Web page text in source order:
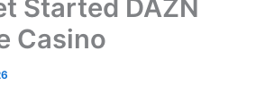
Started DAZN
Casino